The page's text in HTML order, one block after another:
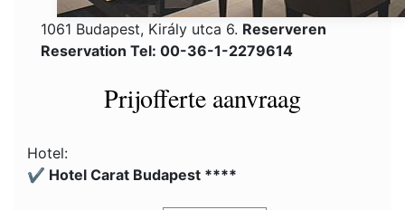
1061 Budapest, Király utca 6. Reserveren
Reservation Tel: 00-36-1-2279614
Prijofferte aanvraag
Hotel:
✔️ Hotel Carat Budapest ****